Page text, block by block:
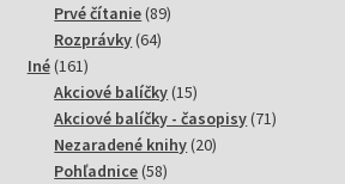
Prvé čítanie 8989
Rozprávky 6464
Iné 161161
produktov
Akciové balíčky 1515
produktov
Akciové balíčky - časopisy 7171
Nezaradené knihy 2020
Pohľadnice 5858